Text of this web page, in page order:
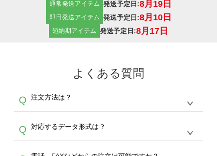
通常発送アイテム 発送予定日:8月19日
即日発送アイテム 発送予定日:8月10日
短納期アイテム 発送予定日:8月17日
よくある質問
Q 注文方法は？
A
生産にて承っております。デザインツールから
デザインの作成から決済まで完了できます。
30枚以上やシルク印刷など、大口注文の場合
Q 対応するデータ形式は？